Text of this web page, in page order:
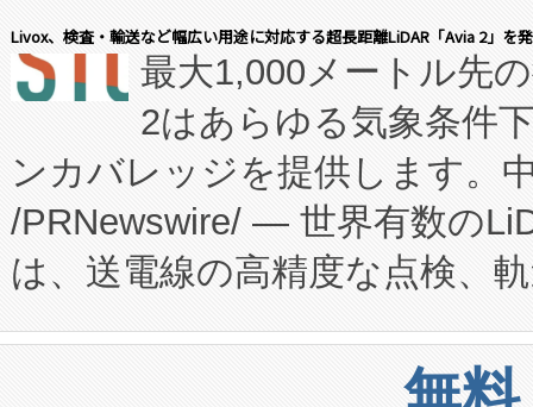
す。FCCM‑を活用した現地生
患者にとっての費用負担を大
のアクセスを大幅に拡大する
Fully-Connected Continuous
プログラムには、施設設計・
に関する技術移転および知的
構造化トレーニングカリキュ
上げおよび商用化段階におけ
会社エーアイ・アンド：本社
President原信平）と、エンタ
ードするVoltaiqは、日本にあ
ーエネルギー貯蔵システム（
た。 Voltaiq独自のAI搭載プラ
定、統合、導入、運用に至る
安全性を追跡し、確保する事
増加しているデータセンター
Livox、検査・輸送など幅広い用途に対応する超長距離LiDAR「Avia 2」を
最大1,000メートル先
2はあらゆる気象条件
ンカバレッジを提供します。
/PRNewswire/ — 世界有数の
は、送電線の高精度な点検、
や穀物倉庫におけるバルク材
リューション「Avia 2」を発